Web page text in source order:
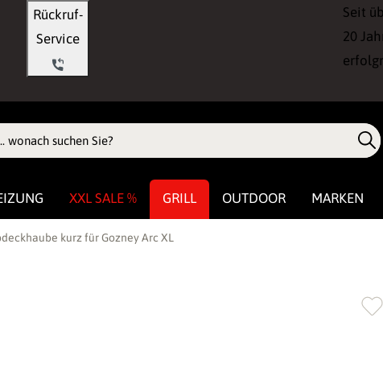
Rückruf-
Seit
20
XXL SALE % GRILL OUTDOOR MARKEN
kurz für Gozney Arc XL